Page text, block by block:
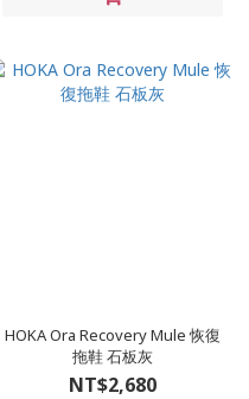
HOKA Ora Recovery Mule 恢復
拖鞋 石板灰
NT$2,680